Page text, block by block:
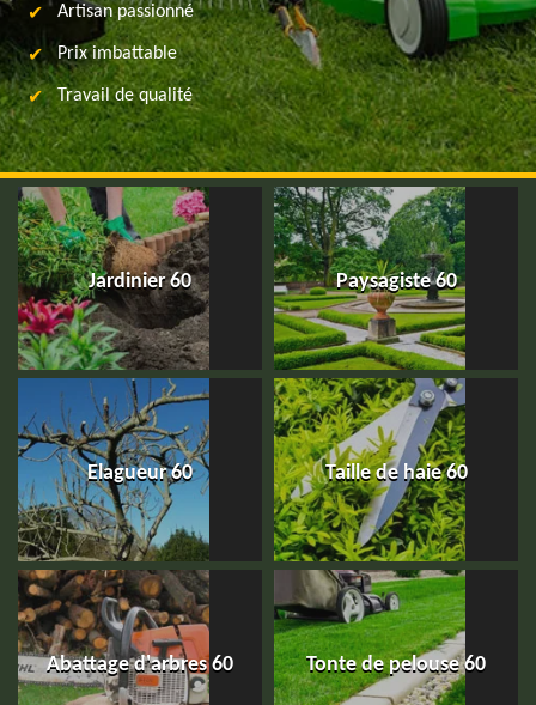
Artisan passionné
Prix imbattable
Travail de qualité
Jardinier 60 Paysagiste 60
Elagueur 60 Taille de haie 60
Abattage d'arbres 60 Tonte de pelouse 60